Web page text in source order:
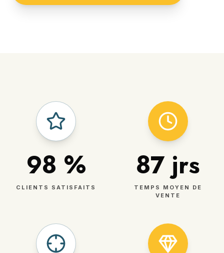
98 %
CLIENTS SATISFAITS
87 jrs
TEMPS MOYEN DE
VENTE